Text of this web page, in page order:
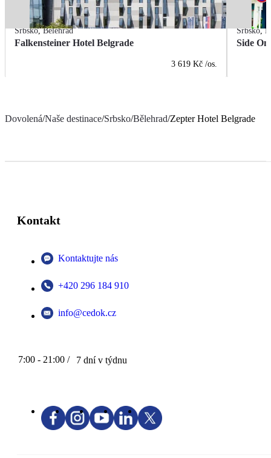
Srbsko,Bělehrad
Falkensteiner Hotel Belgrade
3 619 Kč /os.
Srbsko,
Side
Dovolená/Naše destinace/Srbsko/Bělehrad/Zepter Hotel Belgrade
Kontakt
Kontaktujte nás
+420 296 184 910
info@cedok.cz
7:00 - 21:00 / 7 dní v týdnu